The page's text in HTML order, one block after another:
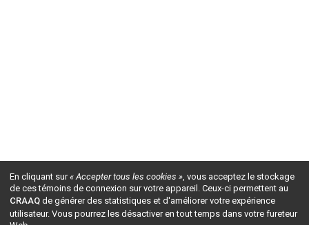
En cliquant sur« Accepter tous les cookies », vous acceptez le stockage
de ces témoins de connexion sur votre appareil. Ceux-ci permettent au
CRAAQ de générer des statistiques et d'améliorer votre expérience
utilisateur. Vous pourrez les désactiver en tout temps dans votre fureteur